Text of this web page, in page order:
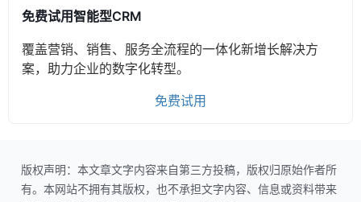
免费试用智能型CRM
覆盖营销、销售、服务全流程的一体化新增长解决方
案，助力企业的数字化转型。
免费试用
版权声明：本文章文字内容来自第三方投稿，版权归原始作者所
有。本网站不拥有其版权，也不承担文字内容、信息或资料带来